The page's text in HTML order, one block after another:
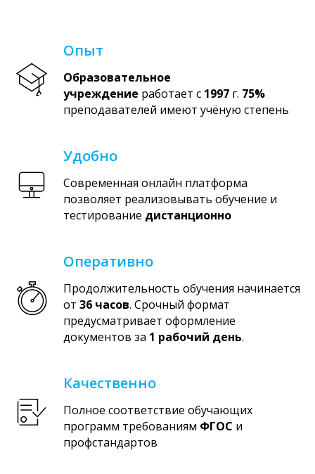
Опыт
Образовательное
учреждение работает с 1997 г. 75%
преподавателей имеют учёную степень
Удобно
Современная онлайн платформа
позволяет реализовывать обучение и
тестирование дистанционно
Оперативно
Продолжительность обучения начинается
от 36 часов. Срочный формат
предусматривает оформление
документов за 1 рабочий день.
Качественно
Полное соответствие обучающих
программ требованиям ФГОС и
профстандартов